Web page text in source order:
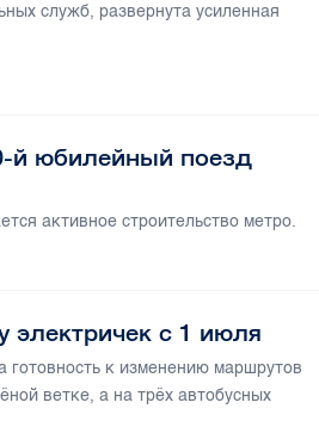
служб, развернута усиленная
й юбилейный поезд
активное строительство метро.
электричек с 1 июля
к изменению маршрутов
ветке, а на трёх автобусных